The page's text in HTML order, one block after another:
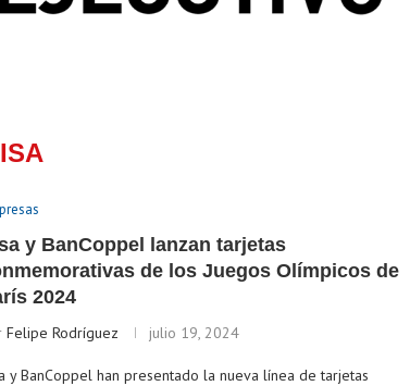
y BanCoppel lanzan tarjetas
de los Juegos Olímpicos de
2024
Felipe Rodríguez julio 19, 2024
y BanCoppel han presentado la nueva línea de tarjetas